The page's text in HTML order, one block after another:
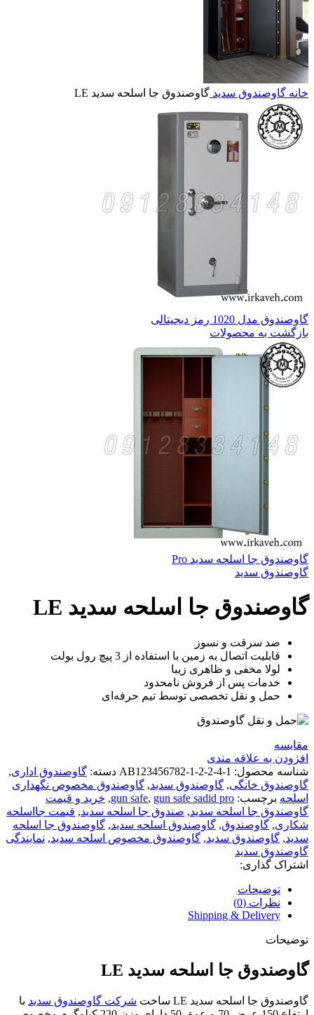
خانه گاوصندوق سدید گاوصندوق جا اسلحه سدید LE
گاوصندوق مدل 1020 رمز دیجیتالی
بازگشت به محصولات
گاوصندوق جا اسلحه سدید Pro
گاوصندوق سدید
گاوصندوق جا اسلحه سدید LE
ضد سرقت و نسوز
قابلیت اتصال به زمین با استفاده از 3 پیچ رول بولت
لولا مخفی و ظاهری زیبا
خدمات پس از فروش نامحدود
حمل و نقل تخصصی توسط تیم حرفه‌ای
مقايسه
افزودن به علاقه مندی
شناسه محصول: AB123456782-1-2-2-4-1 دسته: گاوصندوق اداری,
گاوصندوق خانگی, گاوصندوق سدید, گاوصندوق مخصوص نگهداری
اسلحه برچسب: gun safe, gun safe sadid pro
, خرید و قیمت
گاوصندوق جا اسلحه سدید, صندوق جا اسلحه سدید, قیمت جااسلحه
شکاری, گاوصندوق, گاوصندوق اسلحه سدید, گاوصندوق جا اسلحه
سدید, گاوصندوق سدید, گاوصندوق مخصوص اسلحه سدید, نمایندگی
گاوصندوق سدید
اشتراک گذاری:
توضیحات
نظرات (0)
Shipping & Delivery
توضیحات
گاوصندوق جا اسلحه سدید LE
گاوصندوق جا اسلحه سدید LE ساخت شرکت گاوصندوق سدید با